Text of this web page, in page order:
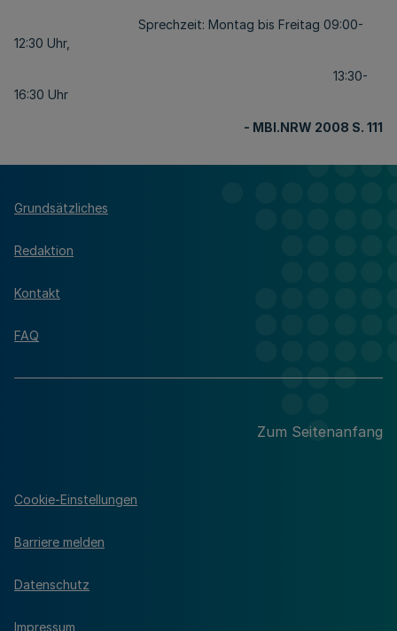
Sprechzeit: Montag bis Freitag 09:00-
12:30 Uhr,
13:30-
16:30 Uhr
- MBl.NRW 2008 S. 111
Grundsätzliches
Redaktion
Kontakt
FAQ
Zum Seitenanfang
Cookie-Einstellungen
Barriere melden
Datenschutz
Impressum